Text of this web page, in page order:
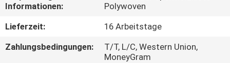
SIE
MIT
UNS
Informationen:
Polywoven
Lieferzeit:
16 Arbeitstage
Zahlungsbedingungen:
T/T, L/C, Western Union,
MoneyGram